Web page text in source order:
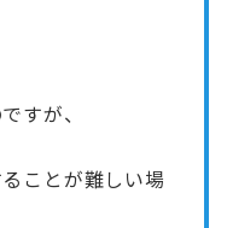
すが、
ことが難しい場